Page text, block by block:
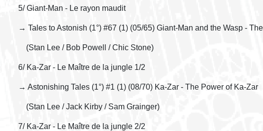
5/ Giant-Man - Le rayon maudit
→ Tales to Astonish (1°) #67 (1) (05/65) Giant-Man and the Wasp -
(Stan Lee / Bob Powell / Chic Stone)
6/ Ka-Zar - Le Maître de la jungle 1/2
→ Astonishing Tales (1°) #1 (1) (08/70) Ka-Zar - The Power of Ka-Zar
(Stan Lee / Jack Kirby / Sam Grainger)
7/ Ka-Zar - Le Maître de la jungle 2/2